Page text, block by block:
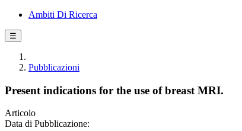
Ambiti Di Ricerca
☰
Pubblicazioni
Present indications for the use of breast MRI.
Articolo
Data di Pubblicazione: